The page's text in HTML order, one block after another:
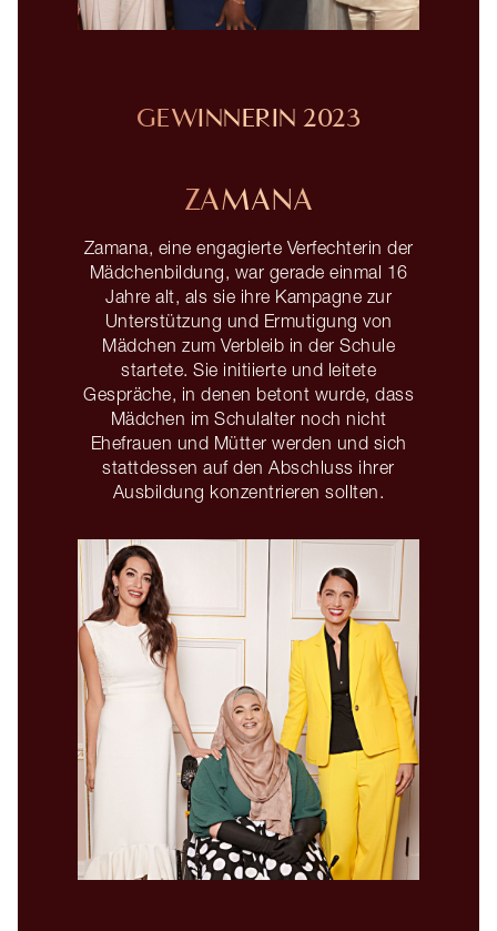
GEWINNERIN 2023
ZAMANA
Zamana, eine engagierte Verfechterin der
Mädchenbildung, war gerade einmal 16
Jahre alt, als sie ihre Kampagne zur
Unterstützung und Ermutigung von
Mädchen zum Verbleib in der Schule
startete. Sie initiierte und leitete
Gespräche, in denen betont wurde, dass
Mädchen im Schulalter noch nicht
Ehefrauen und Mütter werden und sich
stattdessen auf den Abschluss ihrer
Ausbildung konzentrieren sollten.